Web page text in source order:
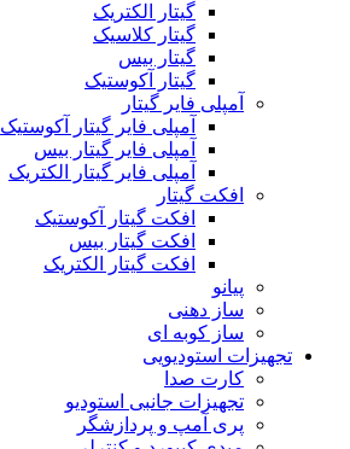
گیتار الکتریک
گیتار کلاسیک
گیتار بیس
گیتار آکوستیک
آمپلی فایر گیتار
آمپلی فایر گیتار آکوستیک
آمپلی فایر گیتار بیس
آمپلی فایر گیتار الکتریک
افکت گیتار
افکت گیتار آکوستیک
افکت گیتار بیس
افکت گیتار الکتریک
پیانو
ساز دهنی
ساز کوبه ای
تجهیزات استودیویی
کارت صدا
تجهیزات جانبی استودیو
پری آمپ و پردازشگر